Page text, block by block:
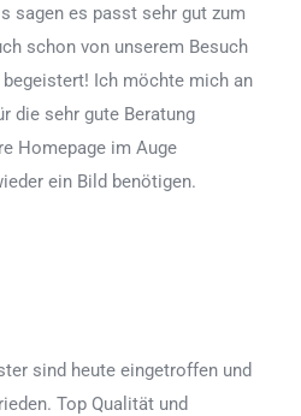
sagen es passt sehr gut zum
schon von unserem Besuch
Ich möchte mich an
die sehr gute Beratung
Homepage im Auge
ein Bild benötigen.
sind heute eingetroffen und
Top Qualität und